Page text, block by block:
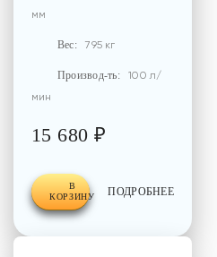
мм
Вес: 795 кг
Производ-ть:
100 л/
мин
15 680 ₽
В
КОРЗИНУ
ПОДРОБНЕЕ